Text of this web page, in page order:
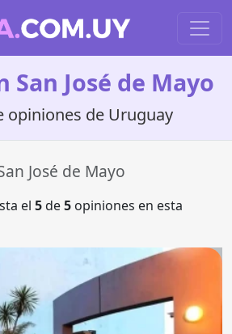
San José de Mayo
opiniones de Uruguay
José de Mayo
el 5de5 opiniones en esta